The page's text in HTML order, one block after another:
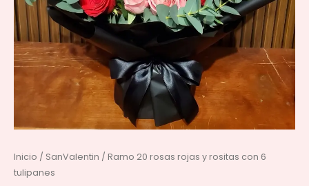
Inicio / SanValentin / Ramo 20 rosas rojas y rositas con 6
tulipanes